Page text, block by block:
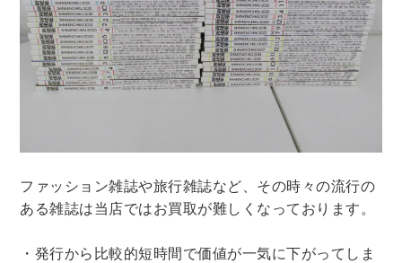
法律・ビジネス・事務資格関連
運輸・船舶・通信
食品・衛生・福祉
洋書
英語洋書
ファッション雑誌や旅行雑誌など、その時々の流行の
ある雑誌は当店ではお買取が難しくなっております。
・発行から比較的短時間で価値が一気に下がってしま